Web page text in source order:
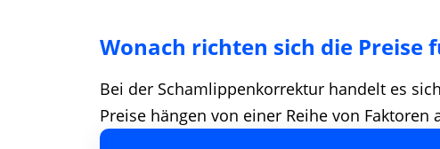
Wonach richten sich die
Bei der Schamlippenkorrektur handelt es
Preise hängen von einer Reihe von